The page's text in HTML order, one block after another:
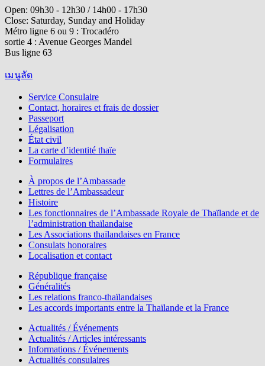
Open: 09h30 - 12h30 / 14h00 - 17h30
Close: Saturday, Sunday and Holiday
Métro ligne 6 ou 9 : Trocadéro
sortie 4 : Avenue Georges Mandel
Bus ligne 63
เมนูลัด
Service Consulaire
Contact, horaires et frais de dossier
Passeport
Légalisation
État civil
La carte d’identité thaïe
Formulaires
À propos de l’Ambassade
Lettres de l’Ambassadeur
Histoire
Les fonctionnaires de l’Ambassade Royale de Thaïlande et de
l’administration thaïlandaise
Les Associations thaïlandaises en France
Consulats honoraires
Localisation et contact
République française
Généralités
Les relations franco-thaïlandaises
Les accords importants entre la Thaïlande et la France
Actualités / Événements
Actualités / Articles intéressants
Informations / Événements
Actualités consulaires